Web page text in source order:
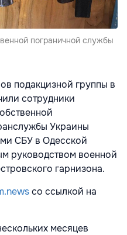
пограничной службы
подакцизной группы в
сотрудники
Украины
СБУ в Одесской
руководством военной
гарнизона.
со ссылкой на
месяцев